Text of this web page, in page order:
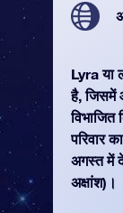
Lyra या
है, जिसमें
परिवार
अगस्त में
अक्षांश)।